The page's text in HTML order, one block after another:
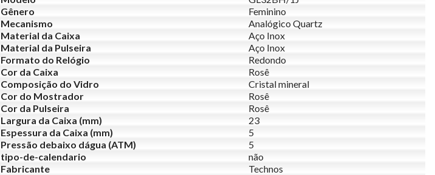
Gênero
Feminino
Mecanismo
Analógico Quartz
Material da Caixa
Aço Inox
Material da Pulseira
Aço Inox
Formato do Relógio
Redondo
Cor da Caixa
Rosê
Composição do Vidro
Cristal mineral
Cor do Mostrador
Rosê
Cor da Pulseira
Rosê
Largura da Caixa (mm)
23
Espessura da Caixa (mm)
5
Pressão debaixo dágua (ATM)
5
tipo-de-calendario
não
Fabricante
Technos